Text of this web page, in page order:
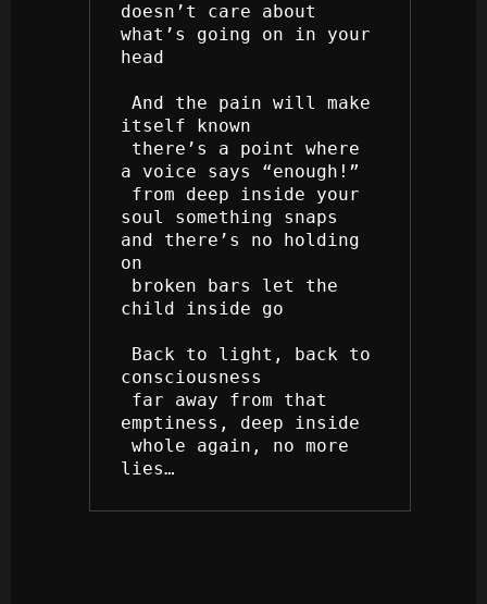
doesn’t care about
what’s going on in your
head
And the pain will make
itself known
a voice says “enough!”
soul something snaps
and there’s no holding
on
child inside go
consciousness
emptiness, deep inside
whole again, no more
lies…